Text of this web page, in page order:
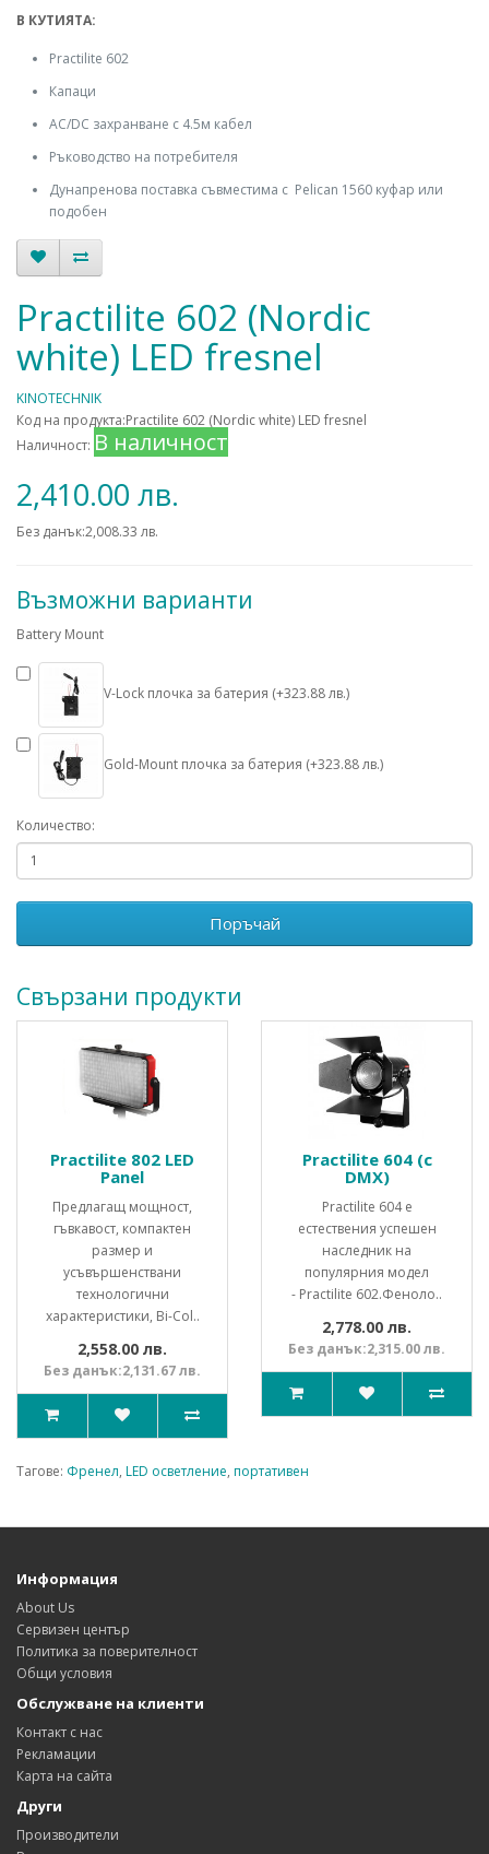
В КУТИЯТА:
Practilite 602
Капаци
AC/DC захранване с 4.5м кабел
Ръководство на потребителя
Дунапренова поставка съвместима с Pelican 1560 куфар или
подобен
Practilite 602 (Nordic
white) LED fresnel
KINOTECHNIK
Код на продукта:Practilite 602 (Nordic white) LED fresnel
Наличност: В наличност
2,410.00 лв.
Без данък:2,008.33 лв.
Възможни варианти
Battery Mount
V-Lock плочка за батерия (+323.88 лв.)
Gold-Mount плочка за батерия (+323.88 лв.)
Количество:
Поръчай
Свързани продукти
Practilite 802 LED
Panel
Предлагащ мощност,
гъвкавост, компактен
размер и
усъвършенствани
технологични
характеристики, Bi-Col..
2,558.00 лв.
Без данък:2,131.67 лв.
Practilite 604 (с
DMX)
Practilite 604 е
естествения успешен
наследник на
популярния модел
- Practilite 602.Феноло..
2,778.00 лв.
Без данък:2,315.00 лв.
Тагове: Френел, LED осветление, портативен
Информация
About Us
Сервизен център
Политика за поверителност
Общи условия
Обслужване на клиенти
Контакт с нас
Рекламации
Карта на сайта
Други
Производители